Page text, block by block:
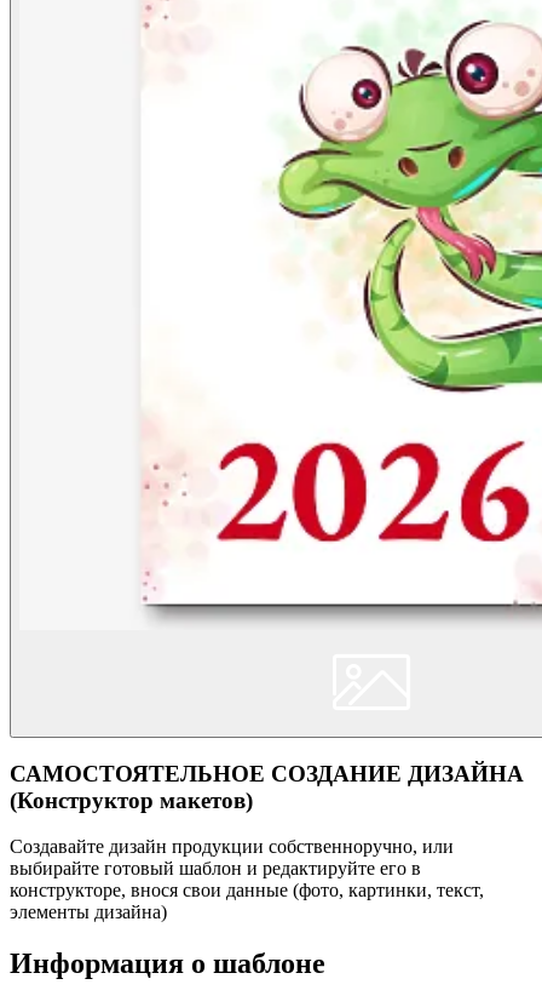
САМОСТОЯТЕЛЬНОЕ СОЗДАНИЕ ДИЗАЙНА
(Конструктор макетов)
Создавайте дизайн продукции собственноручно, или
выбирайте готовый шаблон и редактируйте его в
конструкторе, внося свои данные (фото, картинки, текст,
элементы дизайна)
Информация о шаблоне